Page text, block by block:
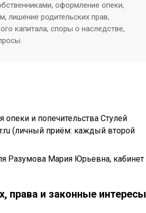
оформление опеки,
лишение родительских прав,
капитала, споры о наследстве,
и попечительства Стулей
(личный приём: каждый второй
Разумова Мария Юрьевна, кабинет
права и законные интересы